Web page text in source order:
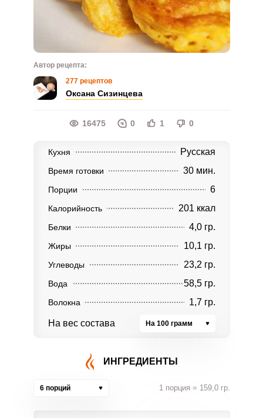
Автор рецепта:
277 рецептов
Оксана Сизинцева
16475 0 1 0
Кухня Русская
Время готовки 30 мин.
Порции 6
Калорийность 201 ккал
Белки 4,0 гр.
Жиры 10,1 гр.
Углеводы 23,2 гр.
Вода 58,5 гр.
Волокна 1,7 гр.
На вес состава На 100 грамм
ИНГРЕДИЕНТЫ
6 порций 1 порция = 159,0 гр.